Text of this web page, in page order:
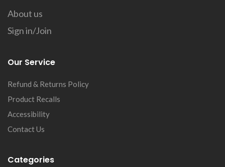
About us
Sign in/Join
Our Service
Refund & Returns Policy
Product Recalls
Accessibility
Contact Us
Categories